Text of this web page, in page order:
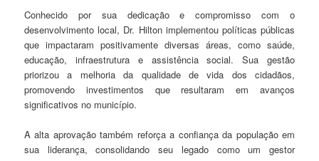
Conhecido por sua dedicação e compromisso com o
desenvolvimento local, Dr. Hilton implementou políticas públicas
que impactaram positivamente diversas áreas, como saúde,
educação, infraestrutura e assistência social. Sua gestão
priorizou a melhoria da qualidade de vida dos cidadãos,
promovendo investimentos que resultaram em avanços
significativos no município.
A alta aprovação também reforça a confiança da população em
sua liderança, consolidando seu legado como um gestor